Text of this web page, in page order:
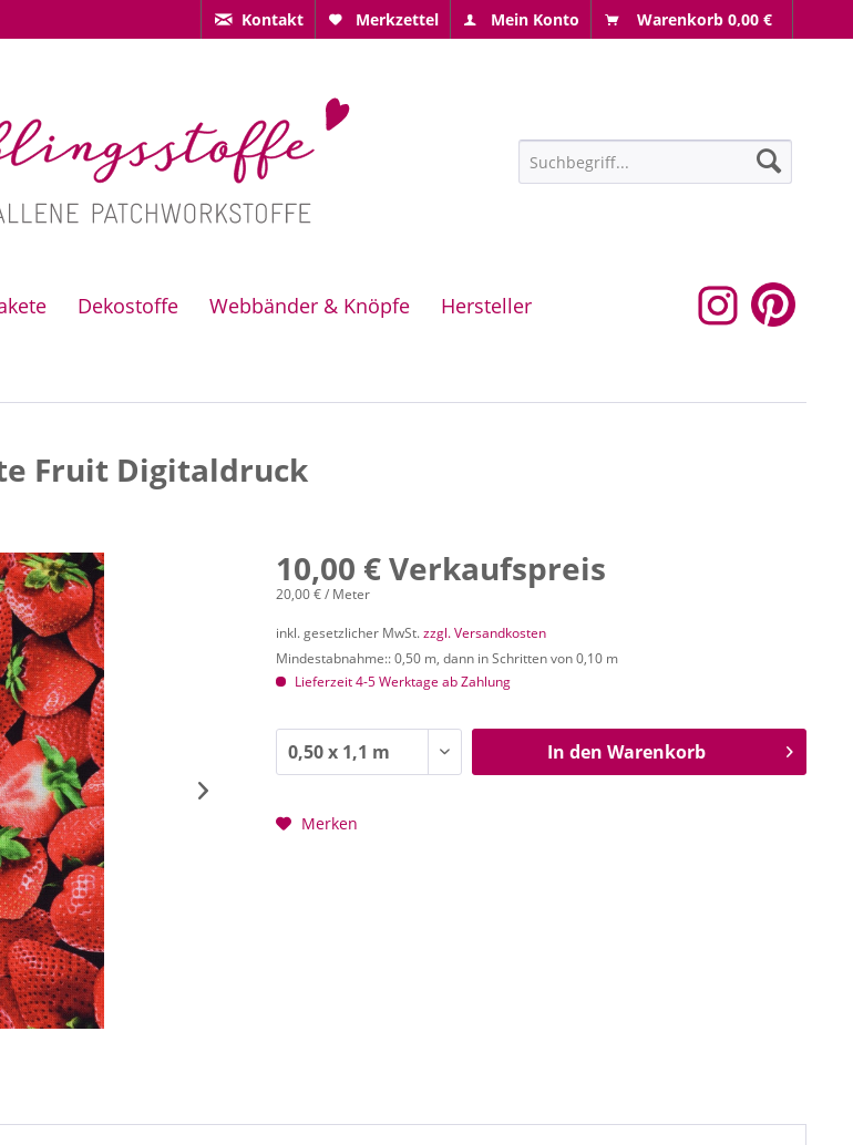
Kontakt Merkzettel Mein Konto Warenkorb 0,00 €
Dekostoffe Webbänder & Knöpfe Hersteller
Fruit Digitaldruck
10,00 € Verkaufspreis
20,00 € / Meter
inkl. gesetzlicher MwSt.zzgl. Versandkosten
Mindestabnahme:: 0,50 m, dann in Schritten von 0,10 m
Lieferzeit 4-5 Werktage ab Zahlung
In den Warenkorb
Merken